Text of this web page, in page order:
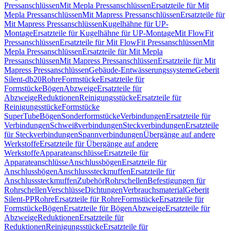
PressanschlüssenMit Mepla PressanschlüssenErsatzteile für Mit
Mepla PressanschlüssenMit Mapress PressanschlüssenErsatzteile für
Mit Mapress PressanschlüssenKugelhähne für UP-
MontageErsatzteile für Kugelhähne für UP-MontageMit FlowFit
PressanschlüssenErsatzteile für Mit FlowFit PressanschlüssenMit
Mepla PressanschlüssenErsatzteile für Mit Mepla
PressanschlüssenMit Mapress PressanschlüssenErsatzteile für Mit
Mapress PressanschlüssenGebäude-EntwässerungssystemeGeberit
Silent-db20RohreFormstückeErsatzteile für
FormstückeBögenAbzweigeErsatzteile für
AbzweigeReduktionenReinigungsstückeErsatzteile für
ReinigungsstückeFormstücke
SuperTubeBögenSonderformstückeVerbindungenErsatzteile für
VerbindungenSchweißverbindungenSteckverbindungenErsatzteile
für SteckverbindungenSpannverbindungenÜbergänge auf andere
WerkstoffeErsatzteile für Übergänge auf andere
WerkstoffeApparateanschlüsseErsatzteile für
ApparateanschlüsseAnschlussbögenErsatzteile für
AnschlussbögenAnschlusssteckmuffenErsatzteile für
AnschlusssteckmuffenZubehörRohrschellenBefestigungen für
RohrschellenVerschlüsseDichtungenVerbrauchsmaterialGeberit
Silent-PPRohreErsatzteile für RohreFormstückeErsatzteile für
FormstückeBögenErsatzteile für BögenAbzweigeErsatzteile für
AbzweigeReduktionenErsatzteile für
ReduktionenReinigungsstückeErsatzteile für